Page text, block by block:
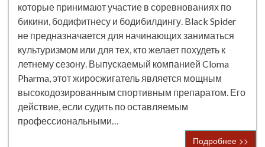
которые принимают участие в соревнованиях по
бикини, бодифитнесу и бодибилдингу. Black Spider
не предназначается для начинающих заниматься
культуризмом или для тех, кто желает похудеть к
летнему сезону. Выпускаемый компанией Cloma
Pharma, этот жиросжигатель является мощным
высокодозированным спортивным препаратом. Его
действие, если судить по оставляемым
профессиональными…
Подробнее >>